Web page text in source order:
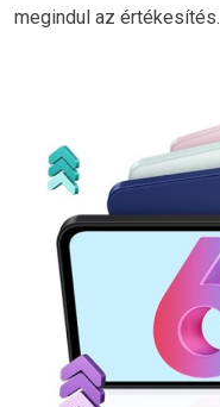
megindul az értékesítés.